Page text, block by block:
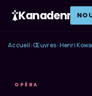
Kanadenn
Accueil ›Œuvres›Henri
OPÉRA